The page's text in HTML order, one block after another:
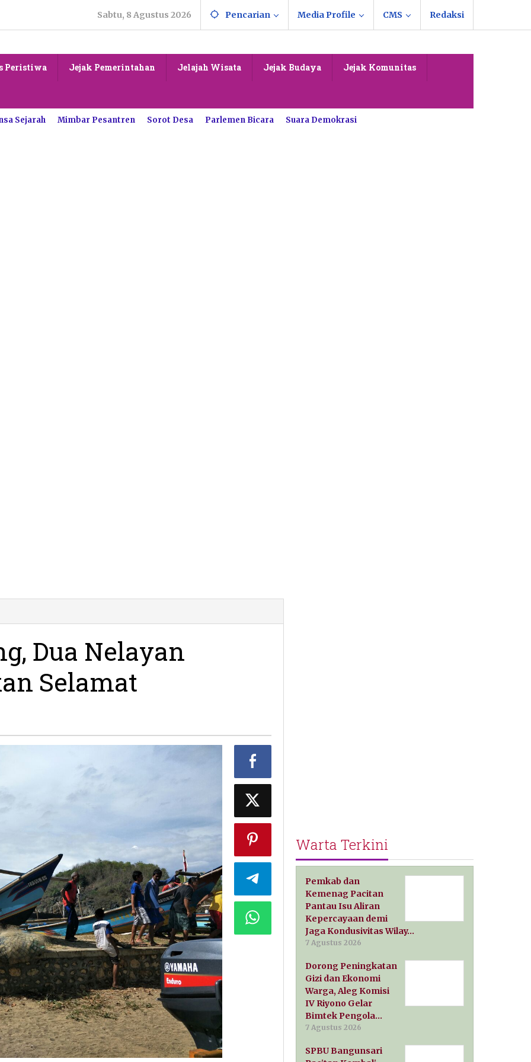
Sabtu, 8 Agustus 2026 Pencarian Media Profile CMS Redaksi
Peristiwa Jejak Pemerintahan Jelajah Wisata Jejak Budaya Jejak Komunitas
Sejarah Mimbar Pesantren Sorot Desa Parlemen Bicara Suara Demokrasi
Dua Nelayan
Selamat
Warta Terkini
Pemkab dan
Kemenag Pacitan
Pantau Isu Aliran
Kepercayaan demi
Jaga Kondusivitas Wilay…
7 Agustus 2026
Dorong Peningkatan
Gizi dan Ekonomi
Warga, Aleg Komisi
IV Riyono Gelar
Bimtek Pengola…
7 Agustus 2026
SPBU Bangunsari